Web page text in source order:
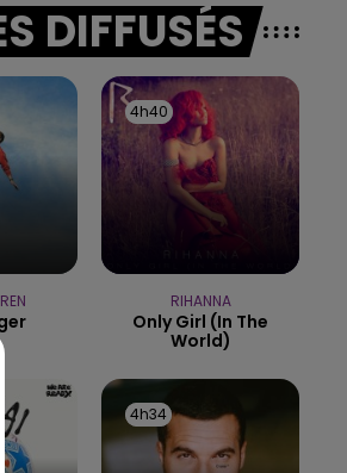
14h00 -
LA RADIO
DIFFUSÉS
4h40
4h40
RIHANNA
Only Girl (in The
World)
4h34
4h34